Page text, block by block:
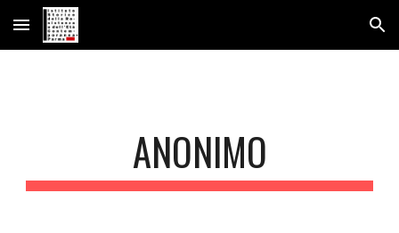
Skip to main content Skip to navigation
ANONIMO